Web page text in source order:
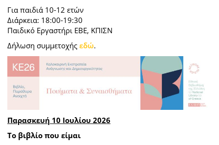
Για παιδιά 10-12 ετών
Διάρκεια: 18:00-19:30
Παιδικό Εργαστήρι ΕΒΕ, ΚΠΙΣΝ
Δήλωση συμμετοχής εδώ.
Παρασκευή 10 Ιουλίου 2026
Το βιβλίο που είμαι